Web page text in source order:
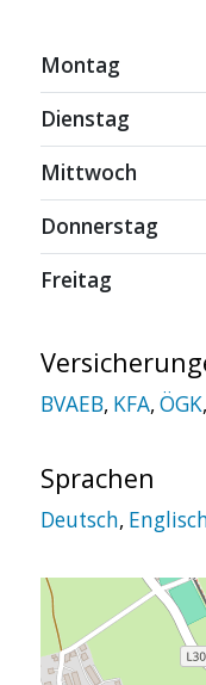
Montag
Dienstag
Mittwoch
Donnerstag
Freitag
BVAEB, KFA, ÖGK,
Sprachen
Deutsch,